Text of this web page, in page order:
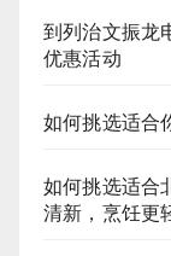
到列治文振龙
优惠活动
如何挑选适合
如何挑选适合
清新，烹饪更